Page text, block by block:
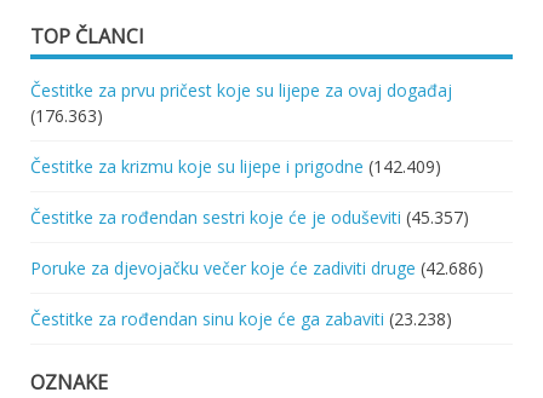
TOP ČLANCI
Čestitke za prvu pričest koje su lijepe za ovaj događaj
(176.363)
Čestitke za krizmu koje su lijepe i prigodne (142.409)
Čestitke za rođendan sestri koje će je oduševiti (45.357)
Poruke za djevojačku večer koje će zadiviti druge (42.686)
Čestitke za rođendan sinu koje će ga zabaviti (23.238)
OZNAKE